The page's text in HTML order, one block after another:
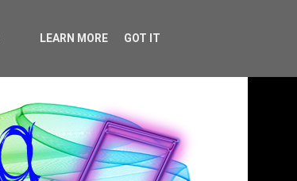
ΜΕΛΩΔΙΕΣ ΧΩΡΙΣ ΣΥΝΟΡΑ(ΜΟΥΣΙΚΗ
LEARN MORE GOT IT